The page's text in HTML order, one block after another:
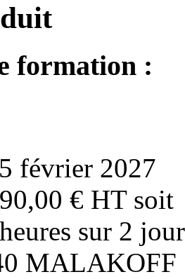
formation :
février 2027
€ HT soit
sur 2
MALAKOFF